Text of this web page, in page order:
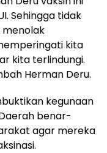
Sehingga tidak
menolak
kita
kita terlindungi.
Herman Deru.
kegunaan
benar-
agar mereka